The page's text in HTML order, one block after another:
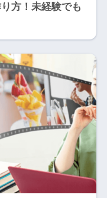
方！未経験でも